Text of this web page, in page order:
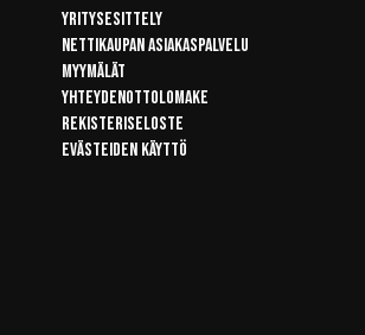
Yritysesittely
Nettikaupan asiakaspalvelu
Myymälät
Yhteydenottolomake
Rekisteriseloste
Evästeiden käyttö